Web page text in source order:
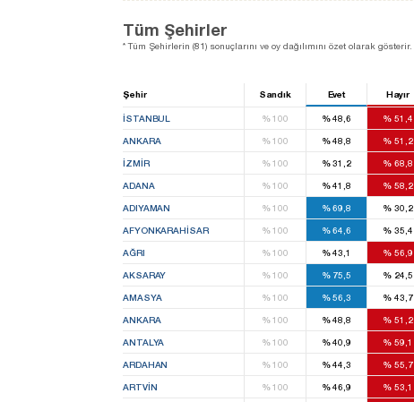
Tüm Şehirler
* Tüm Şehirlerin (81) sonuçlarını ve oy dağılımını özet olarak gösterir.
Şehir Sandık Evet Hayır
İSTANBUL %100 %48,6 % 51,4
ANKARA %100 %48,8 % 51,2
İZMIR %100 %31,2 % 68,8
ADANA %100 %41,8 % 58,2
ADIYAMAN %100 %69,8 % 30,2
AFYONKARAHISAR %100 %64,6 % 35,4
AĞRI %100 %43,1 % 56,9
AKSARAY %100 %75,5 % 24,5
AMASYA %100 %56,3 % 43,7
ANKARA %100 %48,8 % 51,2
ANTALYA %100 %40,9 % 59,1
ARDAHAN %100 %44,3 % 55,7
ARTVIN %100 %46,9 % 53,1